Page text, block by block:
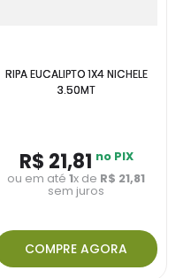
RIPA EUCALIPTO 1X4 NICHELE
3.50MT
R$ 21,81 no PIX
ou em até1x de R$ 21,81
sem juros
COMPRE AGORA